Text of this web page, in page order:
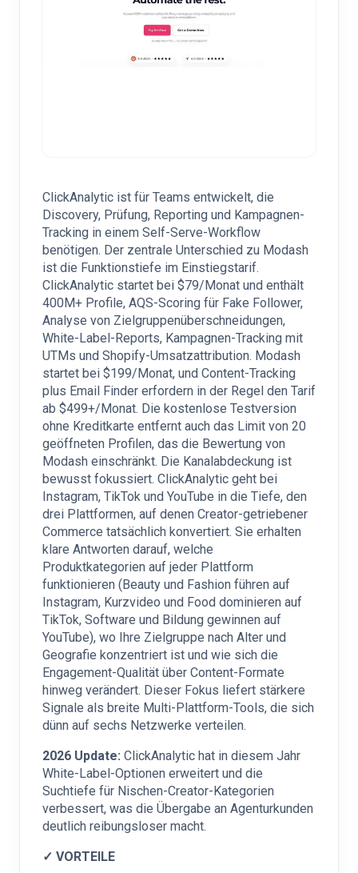
ClickAnalytic ist für Teams entwickelt, die
Discovery, Prüfung, Reporting und Kampagnen-
Tracking in einem Self-Serve-Workflow
benötigen. Der zentrale Unterschied zu Modash
ist die Funktionstiefe im Einstiegstarif.
ClickAnalytic startet bei $79/Monat und enthält
400M+ Profile, AQS-Scoring für Fake Follower,
Analyse von Zielgruppenüberschneidungen,
White-Label-Reports, Kampagnen-Tracking mit
UTMs und Shopify-Umsatzattribution. Modash
startet bei $199/Monat, und Content-Tracking
plus Email Finder erfordern in der Regel den Tarif
ab $499+/Monat. Die kostenlose Testversion
ohne Kreditkarte entfernt auch das Limit von 20
geöffneten Profilen, das die Bewertung von
Modash einschränkt. Die Kanalabdeckung ist
bewusst fokussiert. ClickAnalytic geht bei
Instagram, TikTok und YouTube in die Tiefe, den
drei Plattformen, auf denen Creator-getriebener
Commerce tatsächlich konvertiert. Sie erhalten
klare Antworten darauf, welche
Produktkategorien auf jeder Plattform
funktionieren (Beauty und Fashion führen auf
Instagram, Kurzvideo und Food dominieren auf
TikTok, Software und Bildung gewinnen auf
YouTube), wo Ihre Zielgruppe nach Alter und
Geografie konzentriert ist und wie sich die
Engagement-Qualität über Content-Formate
hinweg verändert. Dieser Fokus liefert stärkere
Signale als breite Multi-Plattform-Tools, die sich
dünn auf sechs Netzwerke verteilen.
2026 Update: ClickAnalytic hat in diesem Jahr
White-Label-Optionen erweitert und die
Suchtiefe für Nischen-Creator-Kategorien
verbessert, was die Übergabe an Agenturkunden
deutlich reibungsloser macht.
✓ VORTEILE